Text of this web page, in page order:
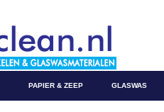
PAPIER & ZEEP GLASWAS